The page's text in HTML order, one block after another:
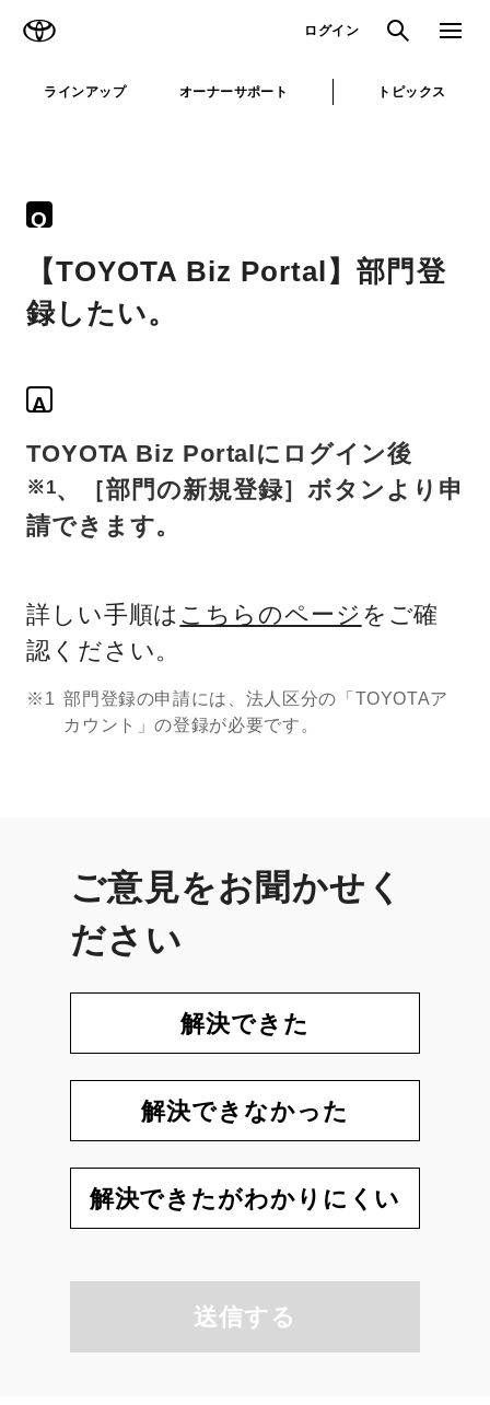
ログイン 検索 メニュ
ラインアップ オーナーサポート トピックス
Q
【TOYOTA Biz Portal】部門登
録したい。
A
TOYOTA Biz Portalにログイン後
※1、［部門の新規登録］ボタンより申
請できます。
詳しい手順は こちらのページ をご確
認ください。
※1 部門登録の申請には、法人区分の「TOYOTAア
カウント」の登録が必要です。
ご意見をお聞かせく
ださい
解決できた
解決できなかった
解決できたがわかりにくい
送信する